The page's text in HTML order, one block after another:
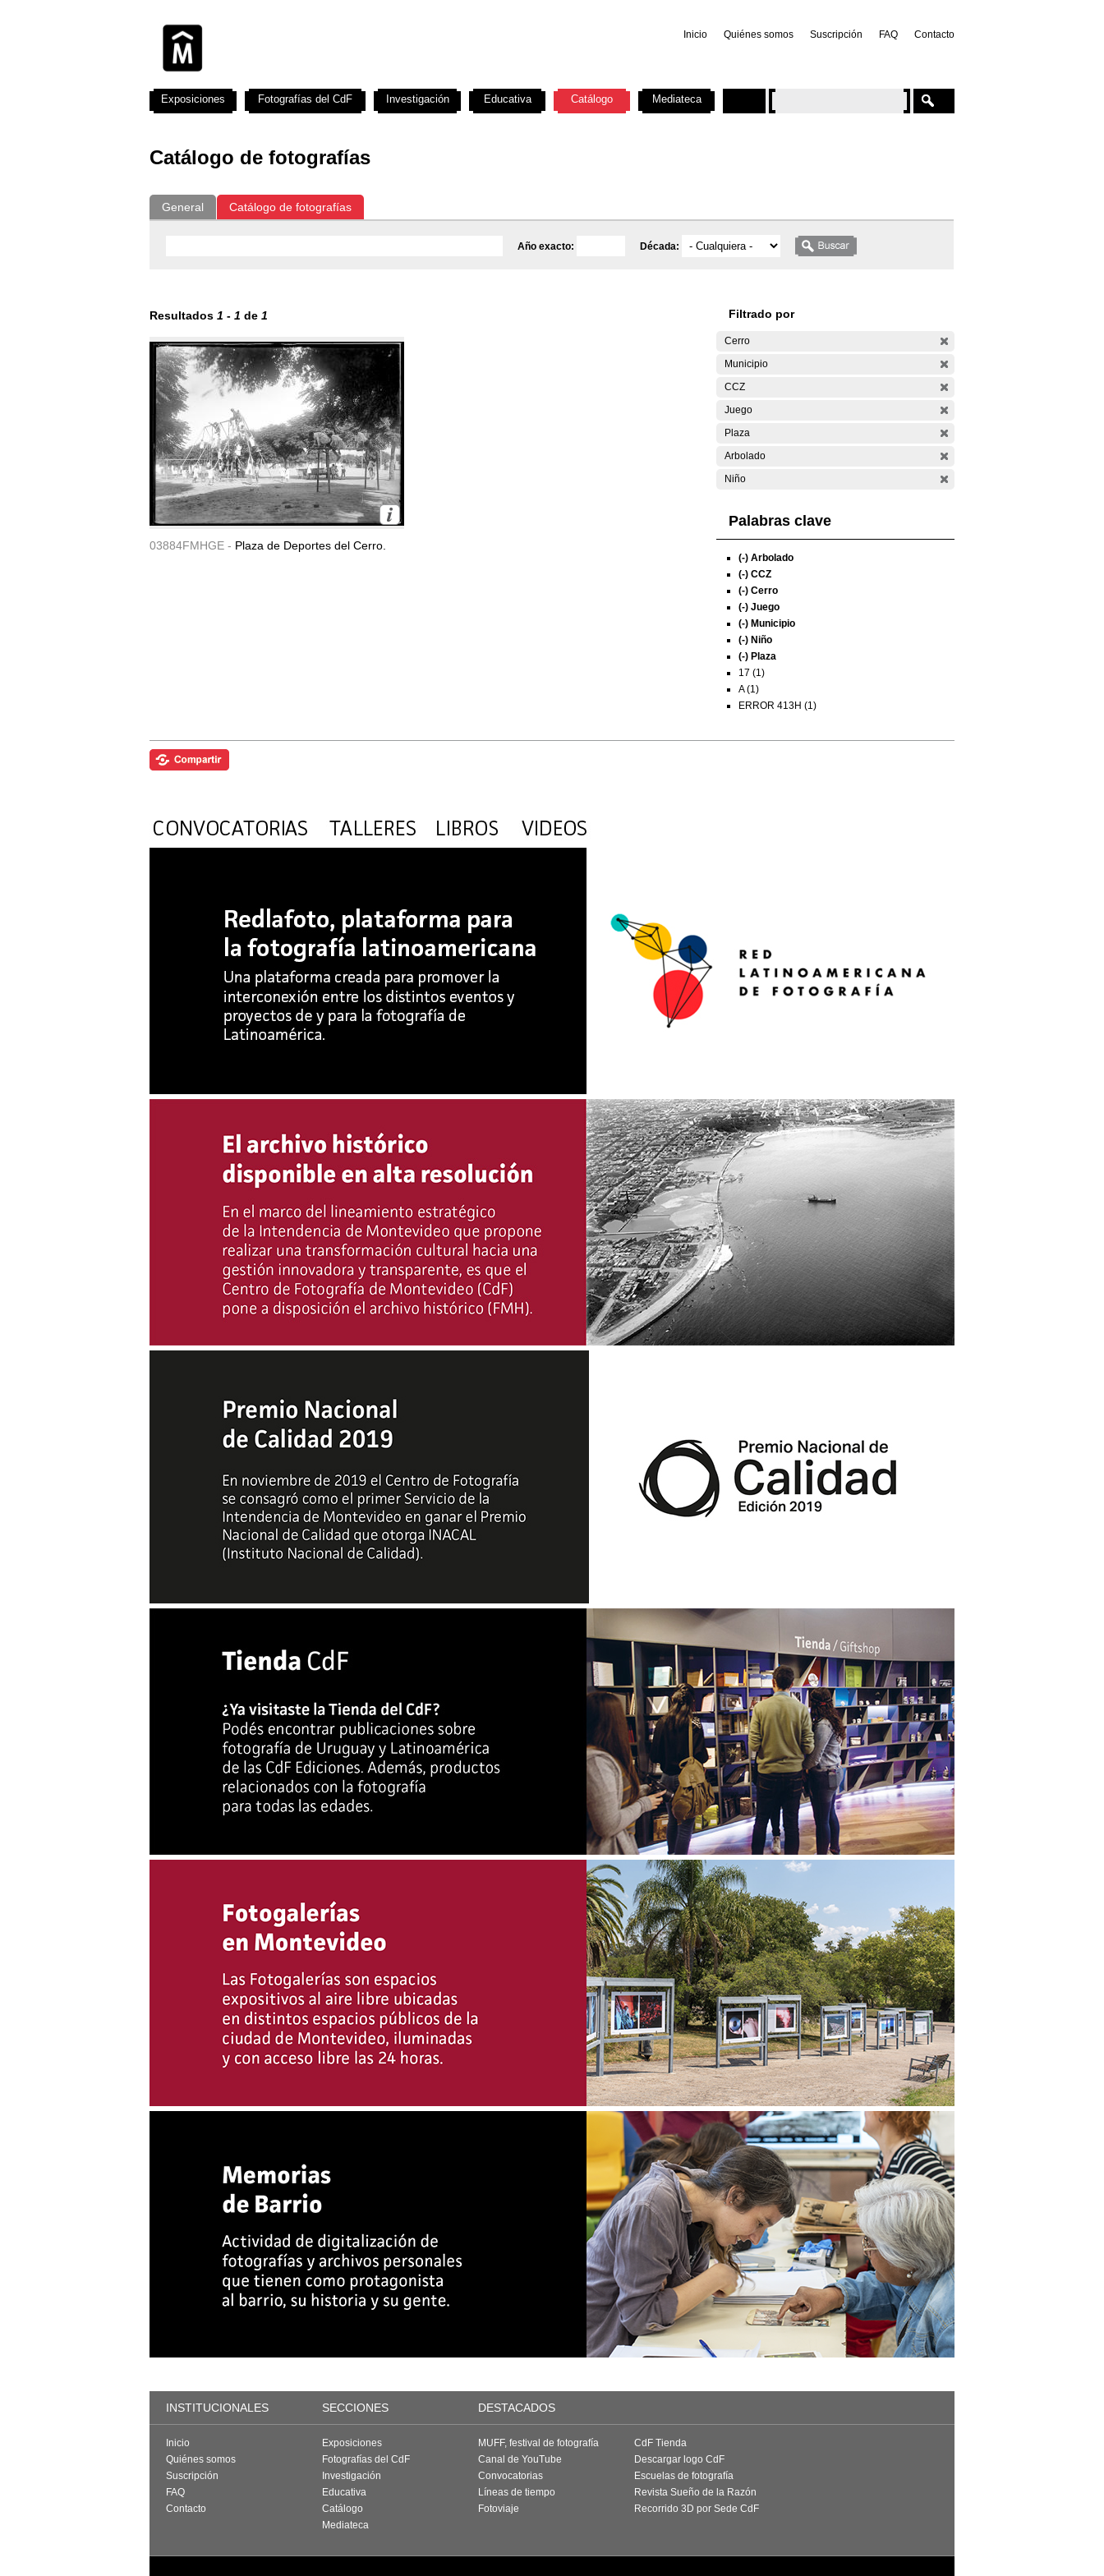
Inicio Quiénes somos Suscripción FAQ Contacto
Catálogo de fotografías
General Catálogo de fotografías
Año exacto: Década:
Resultados 1 - 1 de 1
03884FMHGE - Plaza de Deportes del Cerro.
Filtrado por
Cerro
Municipio
CCZ
Juego
Plaza
Arbolado
Niño
Palabras clave
(-) Arbolado
(-) CCZ
(-) Cerro
(-) Juego
(-) Municipio
(-) Niño
(-) Plaza
17 (1)
A (1)
ERROR 413H (1)
Exposiciones Fotografías del CdF Investigación Educativa Catálogo Mediateca
INSTITUCIONALES SECCIONES DESTACADOS
Inicio
Quiénes somos
Suscripción
FAQ
Contacto
Exposiciones
Fotografías del CdF
Investigación
Educativa
Catálogo
Mediateca
MUFF, festival de fotografía
Canal de YouTube
Convocatorias
Líneas de tiempo
Fotoviaje
CdF Tienda
Descargar logo CdF
Escuelas de fotografía
Revista Sueño de la Razón
Recorrido 3D por Sede CdF